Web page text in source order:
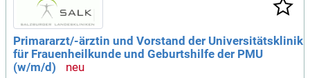
Primararzt/-ärztin und Vorstand der Universitätsklinik
für Frauenheilkunde und Geburtshilfe der PMU
(w/m/d)